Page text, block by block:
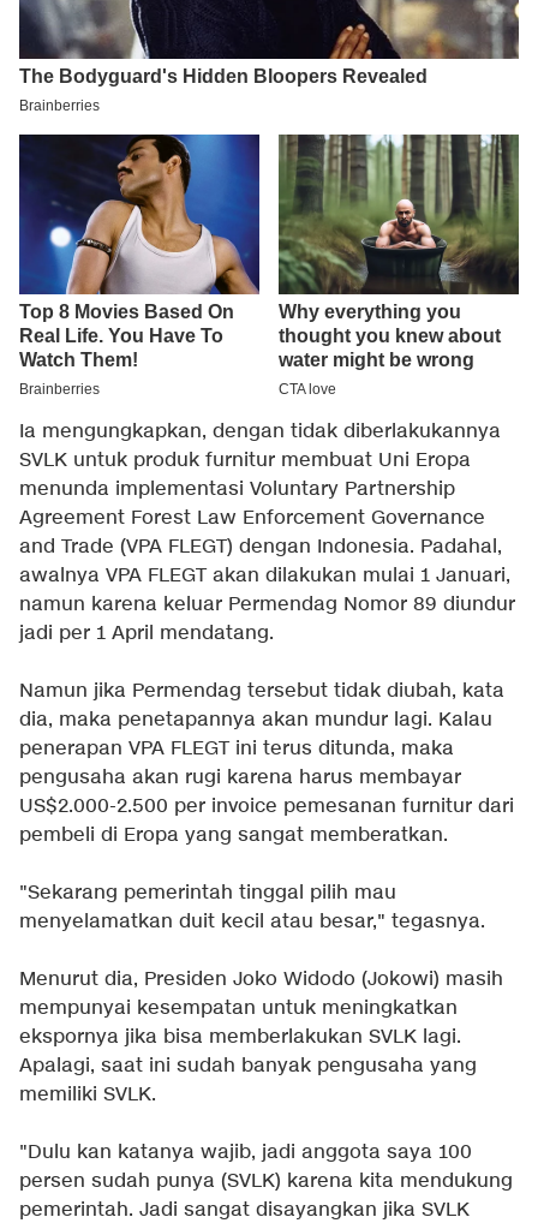
Ia mengungkapkan, dengan tidak diberlakukannya
SVLK untuk produk furnitur membuat Uni Eropa
menunda implementasi Voluntary Partnership
Agreement Forest Law Enforcement Governance
and Trade (VPA FLEGT) dengan Indonesia. Padahal,
awalnya VPA FLEGT akan dilakukan mulai 1 Januari,
namun karena keluar Permendag Nomor 89 diundur
jadi per 1 April mendatang.
Namun jika Permendag tersebut tidak diubah, kata
dia, maka penetapannya akan mundur lagi. Kalau
penerapan VPA FLEGT ini terus ditunda, maka
pengusaha akan rugi karena harus membayar
US$2.000-2.500 per invoice pemesanan furnitur dari
pembeli di Eropa yang sangat memberatkan.
"Sekarang pemerintah tinggal pilih mau
menyelamatkan duit kecil atau besar," tegasnya.
Menurut dia, Presiden Joko Widodo (Jokowi) masih
mempunyai kesempatan untuk meningkatkan
ekspornya jika bisa memberlakukan SVLK lagi.
Apalagi, saat ini sudah banyak pengusaha yang
memiliki SVLK.
"Dulu kan katanya wajib, jadi anggota saya 100
persen sudah punya (SVLK) karena kita mendukung
pemerintah. Jadi sangat disayangkan jika SVLK